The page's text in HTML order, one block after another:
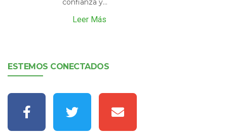
confianza y...
Leer Más
ESTEMOS CONECTADOS